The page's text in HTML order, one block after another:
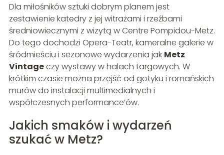
Dla miłośników sztuki dobrym planem jest
zestawienie katedry z jej witrażami i rzeźbami
średniowiecznymi z wizytą w Centre Pompidou-Metz.
Do tego dochodzi Opera-Teatr, kameralne galerie w
śródmieściu i sezonowe wydarzenia jak Metz
Vintageczy wystawy w halach targowych. W
krótkim czasie można przejść od gotyku i romańskich
murów do instalacji multimedialnych i
współczesnych performance’ów.
Jakich smaków i wydarzeń
szukać w Metz?